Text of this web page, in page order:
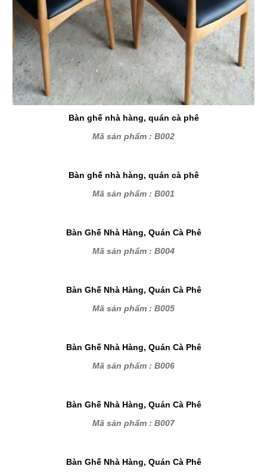
Bàn ghế nhà hàng, quán cà phê
Mã sản phẩm : B002
Bàn ghế nhà hàng, quán cà phê
Mã sản phẩm : B001
Bàn Ghế Nhà Hàng, Quán Cà Phê
Mã sản phẩm : B004
Bàn Ghế Nhà Hàng, Quán Cà Phê
Mã sản phẩm : B005
Bàn Ghế Nhà Hàng, Quán Cà Phê
Mã sản phẩm : B006
Bàn Ghế Nhà Hàng, Quán Cà Phê
Mã sản phẩm : B007
Bàn Ghế Nhà Hàng, Quán Cà Phê